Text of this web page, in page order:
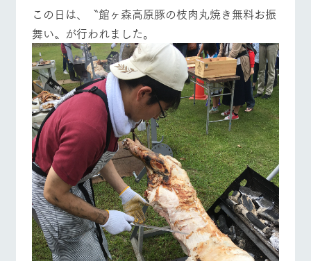
営業時
間・料金
交通アク
セス
よくいた
だく質問
団体のお
客様へ
ペットを
お連れの
お客様へ
お問い合
わせ・資
料請求
季節の移り変わ
りを存分に味わ
う
森の雄大な自然
なかで動物とふ
各種体験教室な
ど、楽しみなが
アクティビティ
レストラ
ン
牧場の生産品を
知り尽くした料
理人が腕を振
い、ビュッフェ
スタイルで提供
ショップ
／お買い
物
丹精込めて育て
た生産品をはじ
め、牧場産の逸
品を取り揃えた
店舗
牧場マッ
プ
牧場マップのダ
ウンロード
周遊バス
牧場内を巡る周
遊バスのご案内
ブログ
お問い合わせ・資料請求
生産品カタログ・資料DL
English (Google Translate)
ネットショップ
イベント/フェア レストラン/BBQ フラワーガーデン
動物とふれあう アクティビティ/体験 ショップ/お買い物
牧場マップを見る 周遊バス
この日は、〝館ヶ森高原豚の枝肉丸焼き無料お振
舞い〟が行われました。